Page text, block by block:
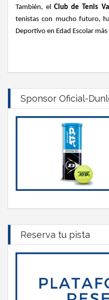
También, elClub de Tenis
tenistas con mucho futuro,
Deportivo en Edad Escolar
Sponsor Oficial-
Reserva tu pista